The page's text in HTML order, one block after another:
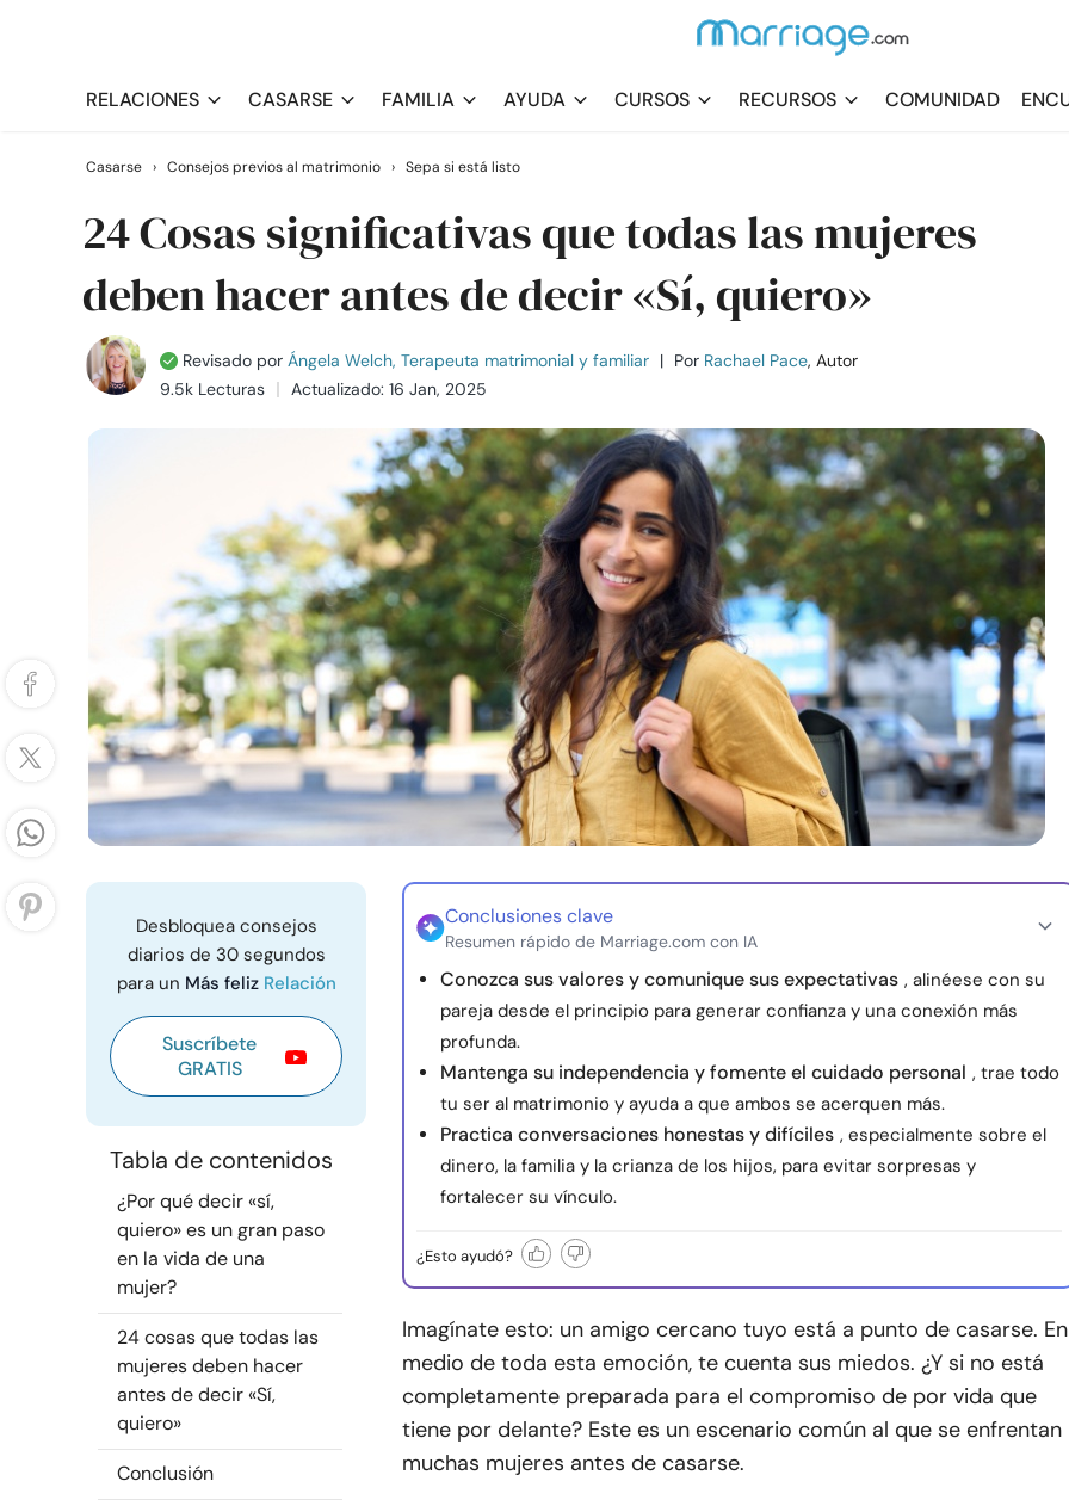
RELACIONES CASARSE FAMILIA AYUDA CURSOS RECURSOS COMUNIDAD
Casarse › Consejos previos al matrimonio › Sepa si está listo
24 Cosas significativas que todas las mujeres
deben hacer antes de decir «Sí, quiero»
Revisado por Ángela Welch, Terapeuta matrimonial y familiar | Por Rachael Pace, Autor
9.5k Lecturas
Actualizado: 16 Jan, 2025
Desbloquea consejos
diarios de 30 segundos
para un Más feliz Relación
Suscríbete
GRATIS
Tabla de contenidos
¿Por qué decir «sí,
quiero» es un gran paso
en la vida de una
mujer?
24 cosas que todas las
mujeres deben hacer
antes de decir «Sí,
quiero»
Conclusión
Conclusiones clave
Resumen rápido de Marriage.com con IA
Conozca sus valores y comunique sus expectativas , alinéese con su
pareja desde el principio para generar confianza y una conexión más
profunda.
Mantenga su independencia y fomente el cuidado personal , trae todo
tu ser al matrimonio y ayuda a que ambos se acerquen más.
Practica conversaciones honestas y difíciles , especialmente sobre el
dinero, la familia y la crianza de los hijos, para evitar sorpresas y
fortalecer su vínculo.
¿Esto ayudó?
Imagínate esto: un amigo cercano tuyo está a punto de casarse. En
medio de toda esta emoción, te cuenta sus miedos. ¿Y si no está
completamente preparada para el compromiso de por vida que
tiene por delante? Este es un escenario común al que se enfrentan
muchas mujeres antes de casarse.